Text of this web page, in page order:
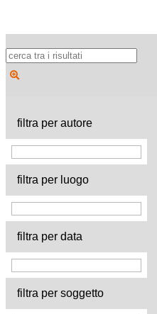
filtra per autore
filtra per luogo
filtra per data
filtra per soggetto